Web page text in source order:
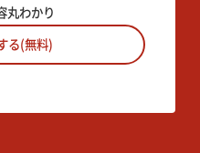
丸わかり
る(無料)